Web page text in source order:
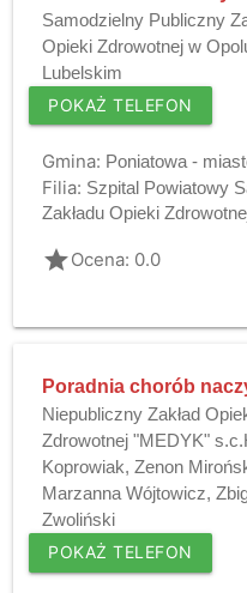
Samodzielny Publiczny
Opieki Zdrowotnej w
Lubelskim
POKAŻ TELEFON
Gmina: Poniatowa -
Filia: Szpital Powiatowy
Zakładu Opieki
gradeOcena: 0.0
Poradnia chorób
Niepubliczny Zakład
Zdrowotnej "MEDYK"
Koprowiak, Zenon
Marzanna Wójtowicz,
Zwoliński
POKAŻ TELEFON